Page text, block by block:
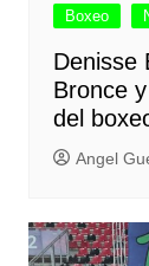
Boxeo
Denisse
Bronce
del
Angel